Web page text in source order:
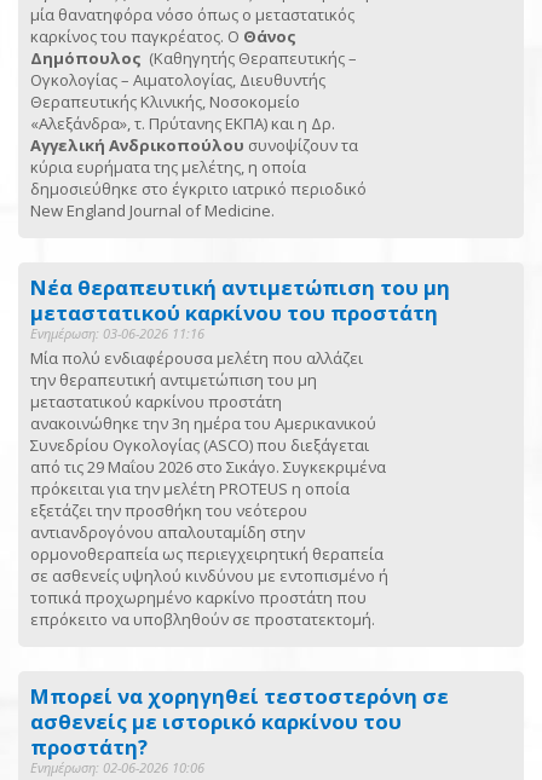
μία θανατηφόρα νόσο όπως ο μεταστατικός
καρκίνος του παγκρέατος. Ο Θάνος
Δημόπουλος (Καθηγητής Θεραπευτικής –
Ογκολογίας – Αιματολογίας, Διευθυντής
Θεραπευτικής Κλινικής, Νοσοκομείο
«Αλεξάνδρα», τ. Πρύτανης ΕΚΠΑ) και η Δρ.
Αγγελική Ανδρικοπούλου συνοψίζουν τα
κύρια ευρήματα της μελέτης, η οποία
δημοσιεύθηκε στο έγκριτο ιατρικό περιοδικό
New England Journal of Medicine.
Νέα θεραπευτική αντιμετώπιση του μη
μεταστατικού καρκίνου του προστάτη
Ενημέρωση: 03-06-2026 11:16
Μία πολύ ενδιαφέρουσα μελέτη που αλλάζει
την θεραπευτική αντιμετώπιση του μη
μεταστατικού καρκίνου προστάτη
ανακοινώθηκε την 3η ημέρα του Αμερικανικού
Συνεδρίου Ογκολογίας (ASCO) που διεξάγεται
από τις 29 Μαΐου 2026 στο Σικάγο. Συγκεκριμένα
πρόκειται για την μελέτη PROTEUS η οποία
εξετάζει την προσθήκη του νεότερου
αντιανδρογόνου απαλουταμίδη στην
ορμονοθεραπεία ως περιεγχειρητική θεραπεία
σε ασθενείς υψηλού κινδύνου με εντοπισμένο ή
τοπικά προχωρημένο καρκίνο προστάτη που
επρόκειτο να υποβληθούν σε προστατεκτομή.
Μπορεί να χορηγηθεί τεστοστερόνη σε
ασθενείς με ιστορικό καρκίνου του
προστάτη?
Ενημέρωση: 02-06-2026 10:06